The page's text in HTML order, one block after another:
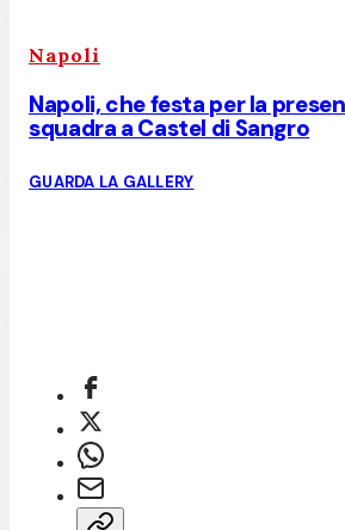
Napoli
Napoli, che festa per la
squadra a Castel di Sangro
GUARDA LA GALLERY